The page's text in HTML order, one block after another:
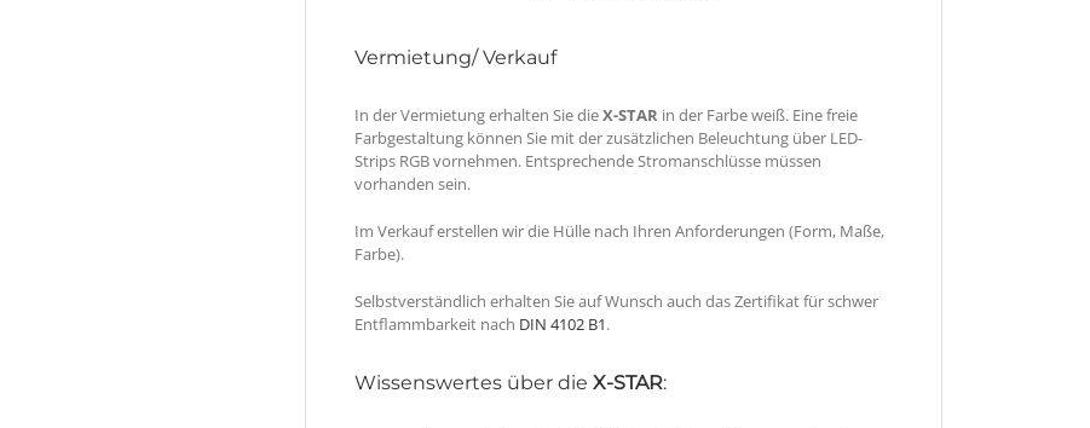
Vermietung/ Verkauf
In der Vermietung erhalten Sie dieX-STAR in der Farbe weiß. Eine freie
Farbgestaltung können Sie mit der zusätzlichen Beleuchtung über LED-
Strips RGB vornehmen. Entsprechende Stromanschlüsse müssen
vorhanden sein.
Im Verkauf erstellen wir die Hülle nach Ihren Anforderungen (Form, Maße,
Farbe).
Selbstverständlich erhalten Sie auf Wunsch auch das Zertifikat für schwer
Entflammbarkeit nach DIN 4102 B1.
Wissenswertes über die X-STAR: